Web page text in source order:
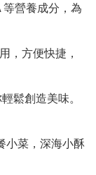
營養成分，為
，方便快捷，
鬆創造美味。
小菜，深海小酥